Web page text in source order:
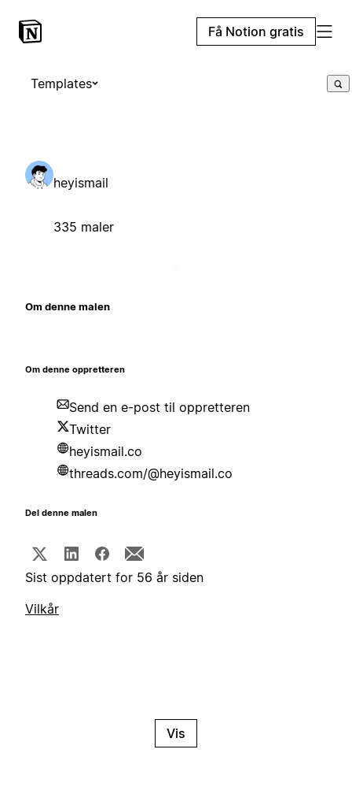
Få Notion gratis
Templates
heyismail
335 maler
Om denne malen
Om denne oppretteren
Send en e-post til oppretteren
Twitter
heyismail.co
threads.com/@heyismail.co
Del denne malen
Sist oppdatert for 56 år siden
Vilkår
Vis